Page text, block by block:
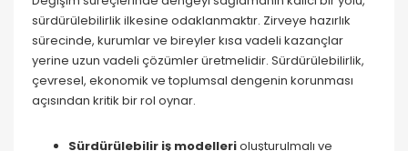
sürdürülebilirlik ilkesine odaklanmaktır. Zirveye hazırlık
sürecinde, kurumlar ve bireyler kısa vadeli kazançlar
yerine uzun vadeli çözümler üretmelidir. Sürdürülebilirlik,
çevresel, ekonomik ve toplumsal dengenin korunması
açısından kritik bir rol oynar.
Sürdürülebilir iş modellerioluşturulmalı ve